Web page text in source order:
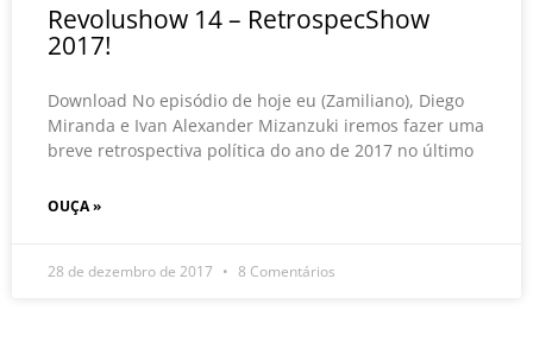
Revolushow 14 – RetrospecShow
2017!
Download No episódio de hoje eu (Zamiliano), Diego
Miranda e Ivan Alexander Mizanzuki iremos fazer uma
breve retrospectiva política do ano de 2017 no último
OUÇA »
28 de dezembro de 2017 8 Comentários